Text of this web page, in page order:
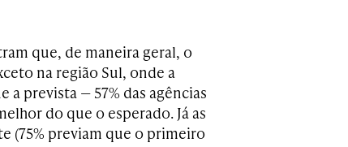
que, de maneira geral, o
na região Sul, onde a
prevista — 57% das agências
do que o esperado. Já as
(75% previam que o primeiro